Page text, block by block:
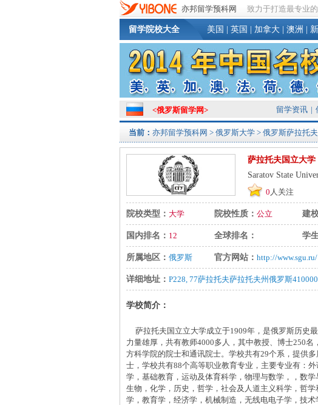
亦邦留学预科网 致力于打造最专业
留学院校大全 美国 英国 加拿大 澳洲
<俄罗斯留学网> 留学资讯 |
当前： 亦邦留学预科网 > 俄罗斯大学 > 俄罗斯萨拉托
萨拉托夫国立大学
Saratov State
0 人关注
院校类型： 大学 院校性质： 公立 建
国内排名： 12 全球排名： 学
所属地区： 俄罗斯 官方网站： http://www.sgu.ru/
详细地址： P228, 77萨拉托夫萨拉托夫州俄罗斯410000
学校简介：
萨拉托夫国立立大学成立于1909年，是俄罗斯历史
力量雄厚，共有教师4000多人，其中教授、博士250
方科学院的院士和通讯院士。学校共有29个系，提供
士，学校共有88个高等职业教育专业，主要专业有：
学，基础教育，运动及体育科学，物理与数学，，数
生物，化学，历史，哲学，社会及人道主义科学，哲
学，教育学，经济学，机械制造，无线电电子学，技